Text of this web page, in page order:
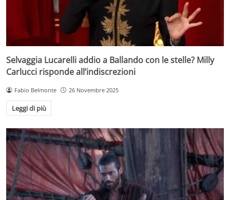
Selvaggia Lucarelli addio a Ballando con le stelle? Milly
Carlucci risponde all’indiscrezioni
Fabio Belmonte 26 Novembre 2025
Leggi di più